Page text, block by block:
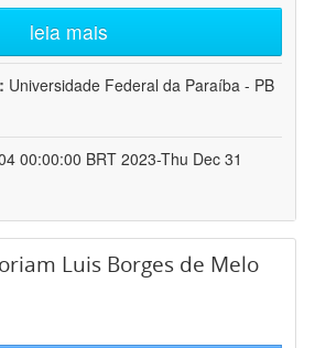
leia mais
Universidade Federal da Paraíba - PB
00:00:00 BRT 2023-Thu Dec 31
Luis Borges de Melo